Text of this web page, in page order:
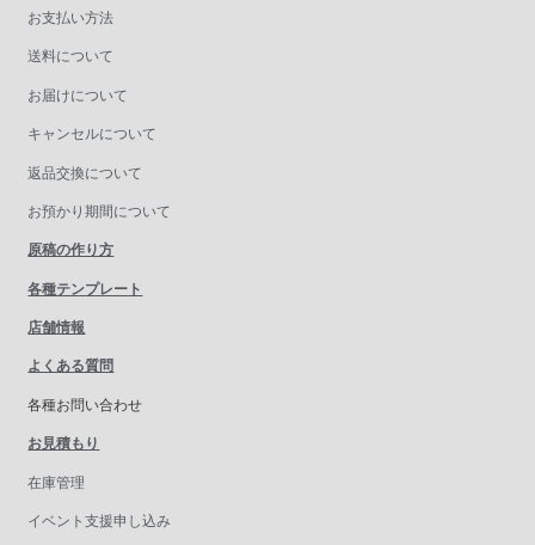
お支払い方法
送料について
お届けについて
キャンセルについて
返品交換について
お預かり期間について
原稿の作り方
各種テンプレート
店舗情報
よくある質問
各種お問い合わせ
お見積もり
在庫管理
イベント支援申し込み